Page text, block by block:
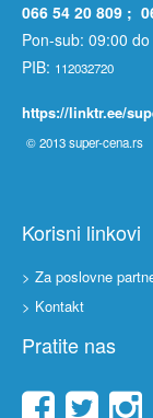
066 54 20 809 ;
Pon-sub: 09:00
PIB: 112032720
https://linktr.ee/
© 2013super-cena.rs
Korisni linkovi
> Za poslovne
> Kontakt
Pratite nas